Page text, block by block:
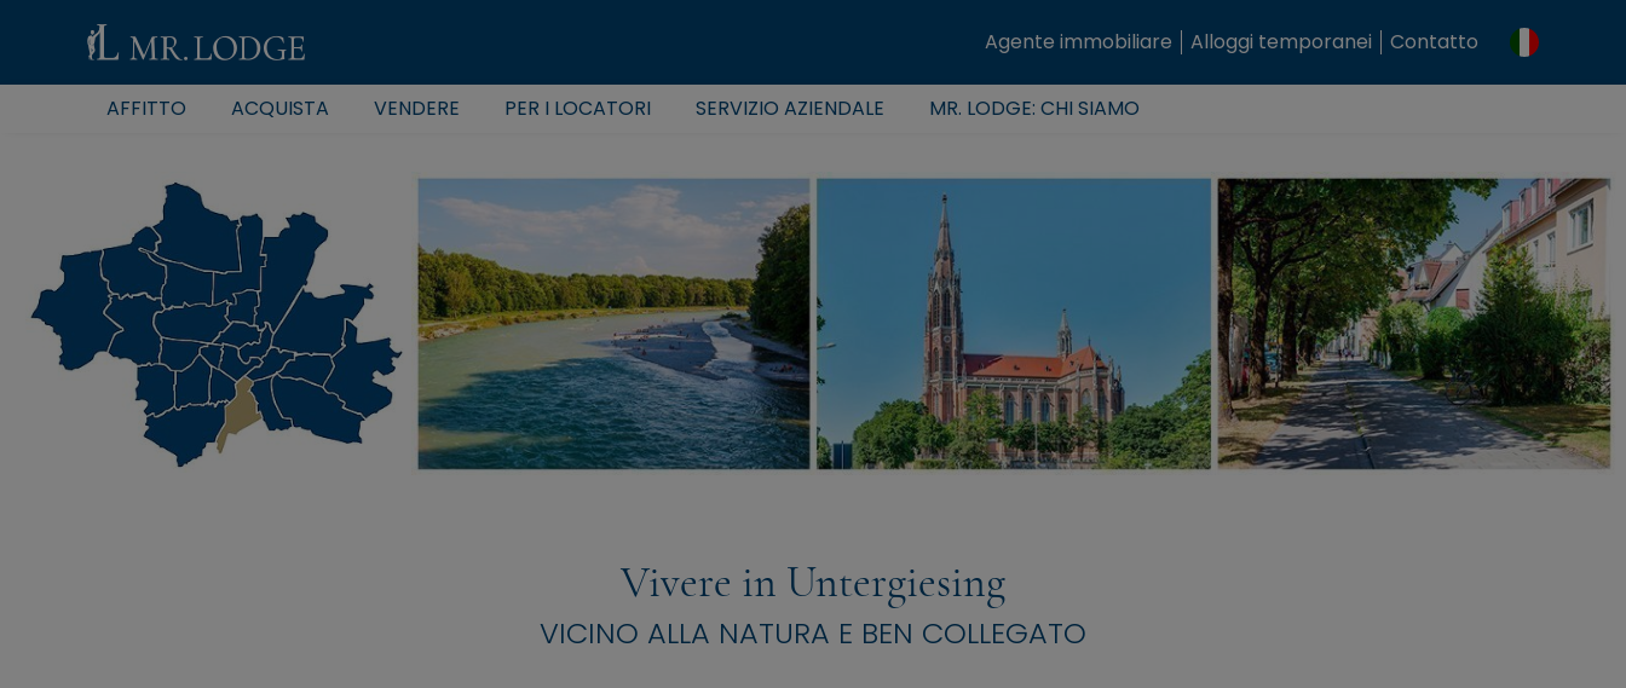
Agente immobiliare Alloggi temporanei Contatto
AFFITTO ACQUISTA VENDERE PER I LOCATORI SERVIZIO AZIENDALE MR. LODGE: CHI SIAMO
Vivere in Untergiesing
VICINO ALLA NATURA E BEN COLLEGATO